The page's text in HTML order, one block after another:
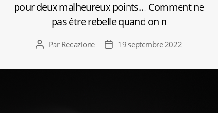
pour deux malheureux points… Comment ne
pas être rebelle quand on n
Auteur
Par Redazione
Date19 septembre 2022